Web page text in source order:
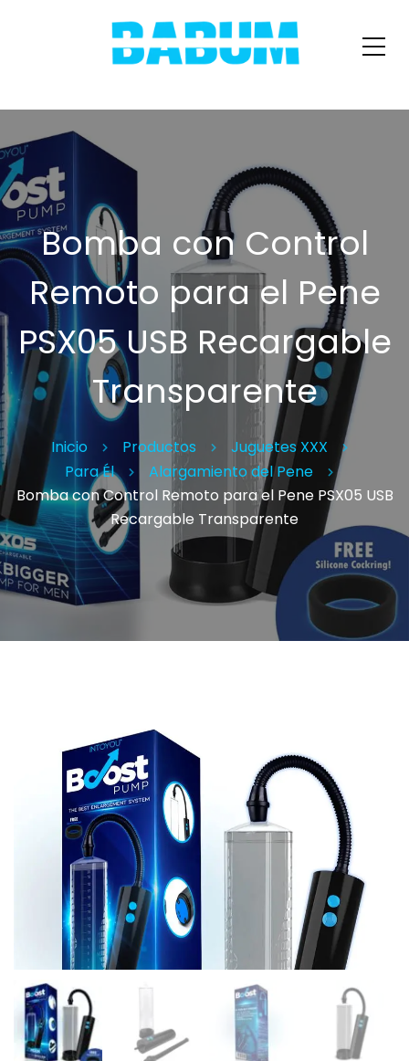
Bomba con Control
Remoto para el Pene
PSX05 USB Recargable
Transparente
Inicio Productos
Juguetes XXX
Para Él
Alargamiento del Pene
Bomba con Control Remoto para el Pene PSX05 USB
Recargable Transparente